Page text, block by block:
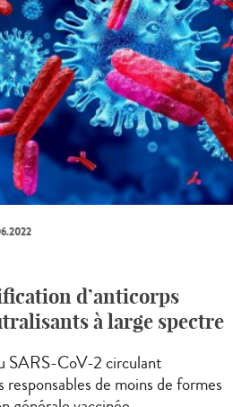
d’anticorps
à large spectre
SARS-CoV-2 circulant
de moins de formes